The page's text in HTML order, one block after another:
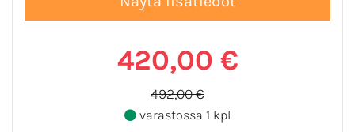
420,00 €
492,00 €
varastossa 1 kpl